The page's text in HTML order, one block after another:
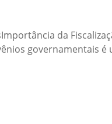
da
governamentais